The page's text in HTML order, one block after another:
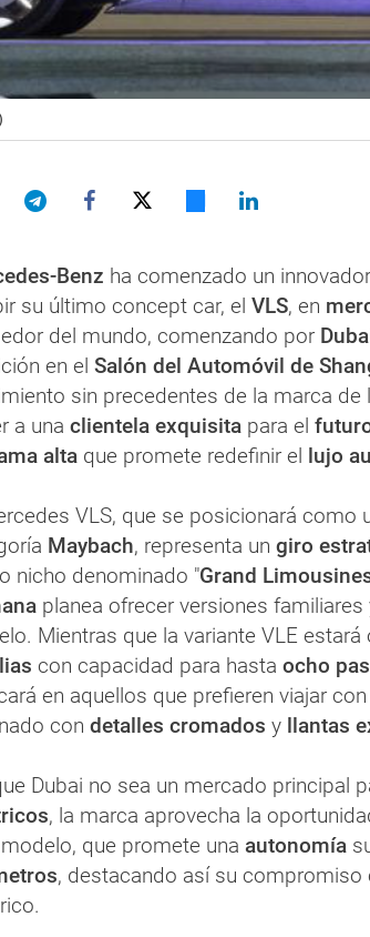
Benz ha comenzado un innovador
su último concept car, el VLS, en
del mundo, comenzando por Duba
en el Salón del Automóvil de
sin precedentes de la marca de
a una clientela exquisita para el
alta que promete redefinir el lujo
VLS, que se posicionará como
Maybach, representa un giro
nicho denominado "Grand
planea ofrecer versiones familiares
Mientras que la variante VLE estará
con capacidad para hasta ocho
en aquellos que prefieren viajar con
con detalles cromados y llantas
Dubai no sea un mercado principal
, la marca aprovecha la
que promete una autonomía
, destacando así su compromiso